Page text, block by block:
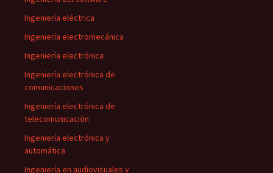
Ingeniería eléctrica
Ingeniería electromecánica
Ingeniería electrónica
Ingeniería electrónica de
comunicaciones
Ingeniería electrónica de
telecomunicación
Ingeniería electrónica y
automática
Ingeniería en audiovisuales y